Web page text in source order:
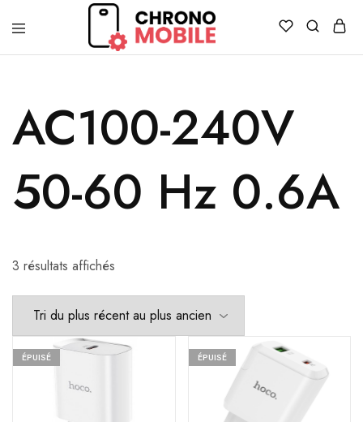
Chronomobile
Achat,
de
smartphones
et
tablettes
AC100-240V
50-60 Hz 0.6A
3 résultats affichés
ÉPUISÉ ÉPUISÉ